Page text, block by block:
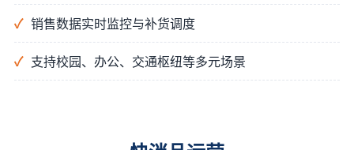
销售数据实时监控与补货调度
支持校园、办公、交通枢纽等多元场景